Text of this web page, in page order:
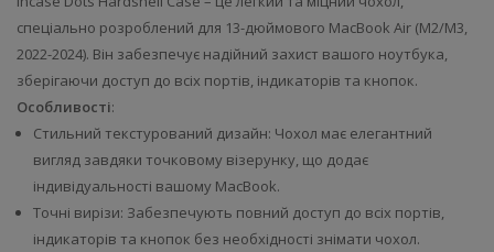
спеціально розроблений для 13-дюймового MacBook Air (M2/M3,
2022-2024). Він забезпечує надійний захист вашого ноутбука,
зберігаючи доступ до всіх портів, індикаторів та кнопок.
Особливості:
Стильний текстурований дизайн: Чохол має елегантний
вигляд завдяки точковому візерунку, що додає
індивідуальності вашому MacBook.
Точні вирізи: Забезпечують повний доступ до всіх портів,
індикаторів та кнопок без необхідності знімати чохол.